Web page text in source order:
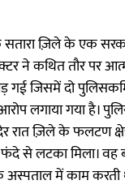
सतारा ज़िले के एक
ने कथित तौर पर
जिसमें दो
लगाया गया है।
रात ज़िले के फलटण
से लटका मिला। वह
में काम करती